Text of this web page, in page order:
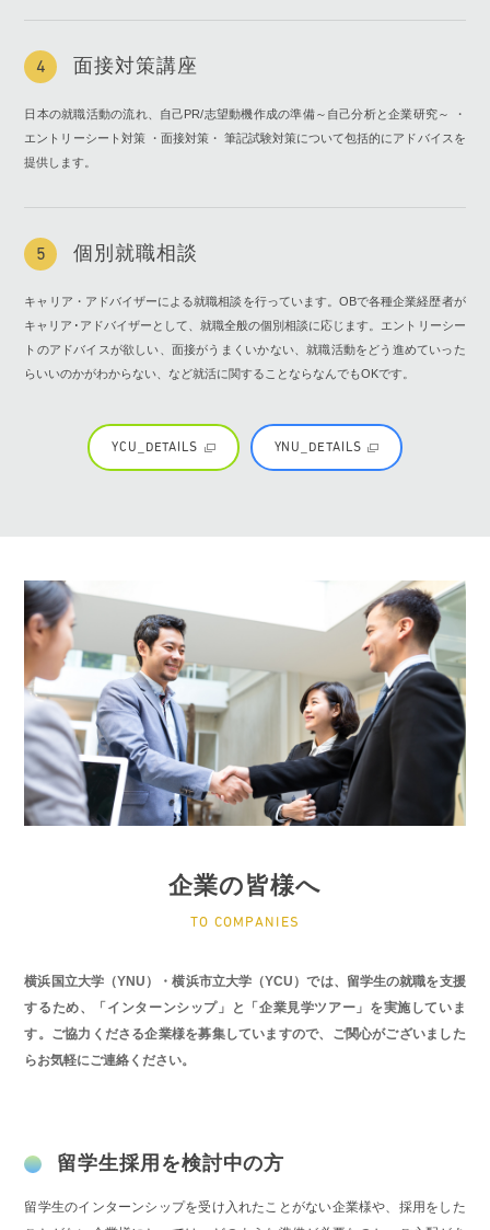
4 面接対策講座
日本の就職活動の流れ、自己PR/志望動機作成の準備～自己分析と企業研究～ ・
エントリーシート対策 ・面接対策・ 筆記試験対策について包括的にアドバイスを
提供します。
5 個別就職相談
キャリア・アドバイザーによる就職相談を行っています。OBで各種企業経歴者が
キャリア･アドバイザーとして、就職全般の個別相談に応じます。エントリーシー
トのアドバイスが欲しい、面接がうまくいかない、就職活動をどう進めていった
らいいのかがわからない、など就活に関することならなんでもOKです。
YCU_DETAILS YNU_DETAILS
企業の皆様へ
TO COMPANIES
横浜国立大学（YNU）・横浜市立大学（YCU）では、留学生の就職を支援
するため、「インターンシップ」と「企業見学ツアー」を実施していま
す。ご協力くださる企業様を募集していますので、ご関心がございました
らお気軽にご連絡ください。
留学生採用を検討中の方
留学生のインターンシップを受け入れたことがない企業様や、採用をした